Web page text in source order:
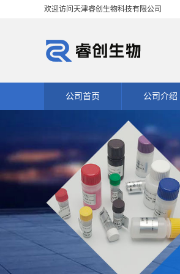
欢迎访问天津睿创生物科技有限公司
公司首页 公司介绍